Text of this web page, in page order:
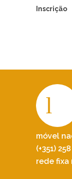
Inscrição
móvel
(+351)
rede fixa